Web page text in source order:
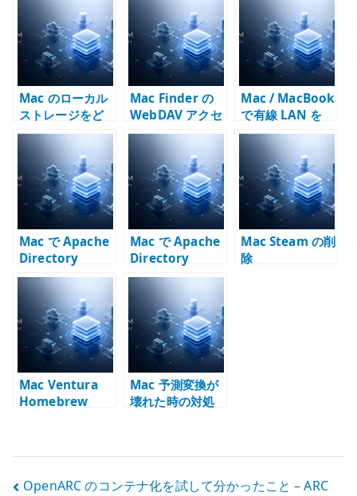
r
Mac のローカル
ストレージをど
う考えるか –
Samba /
Nextcloud 時代
のファイル運用
Mac Finder の
WebDAV アクセ
スが遅い理由 –
Nextcloud は同
期と WebDAV を
分けて考える
Mac / MacBook
で有線 LAN を
Wi-Fi より優先す
る方法 – サービ
ス順序と route
で確認する
Mac で Apache
Directory
Studio が起動し
ない時の確認点 –
Apple Silicon、
Java、LDAP /
LDAPS
Mac で Apache
Directory
Studio を x64
Java で起動する
方法 – Apple
Silicon の回避策
Mac Steam の削
除
Mac Ventura
Homebrew
Mac 予測変換が
壊れた時の対処
投
OpenARC のコンテナ化を試して分かったこと – ARC